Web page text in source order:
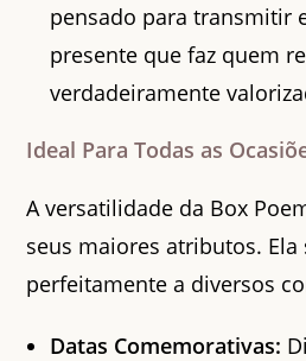
pensado para transmitir
presente que faz quem
verdadeiramente
Ideal Para Todas as
A versatilidade da Box
seus maiores atributos. Ela
perfeitamente a diversos
Datas Comemorativas: